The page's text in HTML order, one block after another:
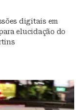
digitais em
elucidação do